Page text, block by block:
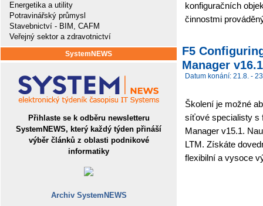
Energetika a utility
Potravinářský průmysl
Stavebnictví - BIM, CAFM
Veřejný sektor a zdravotnictví
SystemNEWS
Přihlaste se k odběru newsletteru
SystemNEWS, který každý týden přináší
výběr článků z oblasti podnikové
informatiky
Archiv SystemNEWS
konfiguračních
činnostmi
F5
Manager
Datum konání: 21.8. -
Školení je možné
síťové specialisty s
Manager v15.1.
LTM. Získáte
flexibilní a vysoce